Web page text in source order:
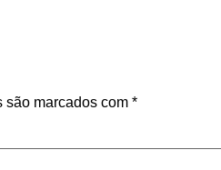
são marcados com *